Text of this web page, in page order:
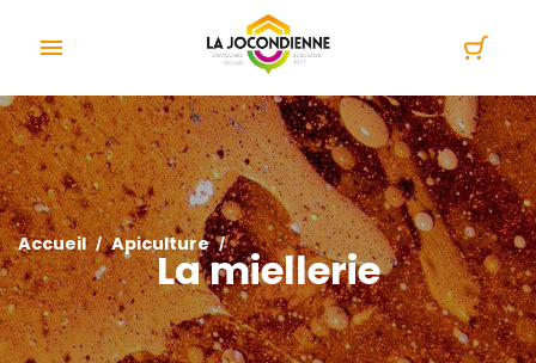

Accueil Apiculture
La miellerie
Panneau de gestion des cookies